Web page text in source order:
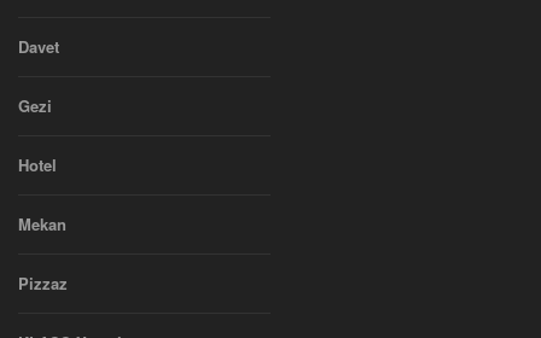
Davet
Gezi
Hotel
Mekan
Pizzaz